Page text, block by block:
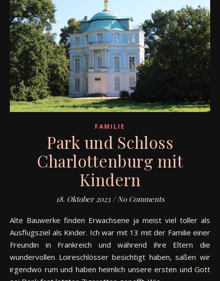
FAMILIE
Park und Schloss
Charlottenburg mit
Kindern
18. Oktober 2023 / No Comments
Alte Bauwerke finden Erwachsene ja meist viel toller als
Ausflugsziel als Kinder. Ich war mit 13 mit der Familie einer
Freundin in Frankreich und während ihre Eltern die
wundervollen Loireschlösser besichtigt haben, saßen wir
irgendwo rum und haben heimlich unsere ersten und Gott